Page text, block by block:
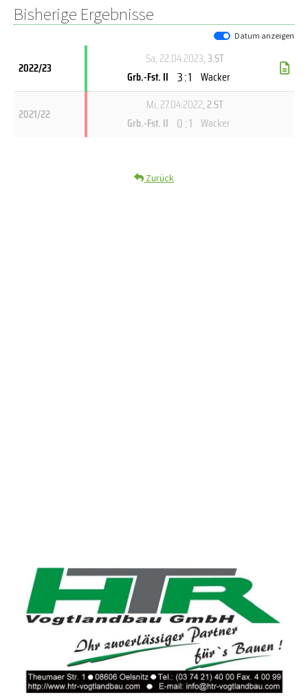
Bisherige Ergebnisse
Datum anzeigen
2022/23
Sa, 22.04.2023, 3.ST
Grb.-Fst. II 3 : 1 Wacker
2021/22
Mi, 27.04.2022, 2.ST
Grb.-Fst. II 0 : 1 Wacker
Zurück